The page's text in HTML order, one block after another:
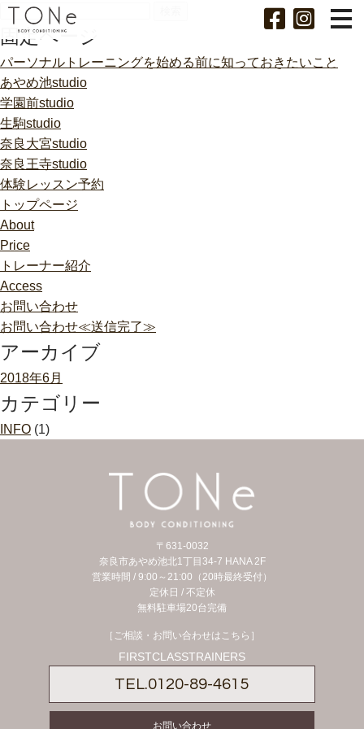
検
固定ページ
パーソナルトレーニングを始める前に知っておきたいこと
あやめ池studio
学園前studio
生駒studio
奈良大宮studio
奈良王寺studio
体験レッスン予約
トップページ
About
Price
トレーナー紹介
Access
お問い合わせ
お問い合わせ≪送信完了≫
アーカイブ
2018年6月
カテゴリー
INFO (1)
〒631-0032
奈良市あやめ池北1丁目34-7 HANA 2F
営業時間 / 9:00～21:00（20時最終受付）
定休日 / 不定休
無料駐車場20台完備
［ご相談・お問い合わせはこちら］
FIRSTCLASSTRAINERS
TEL.0120-89-4615
お問い合わせ